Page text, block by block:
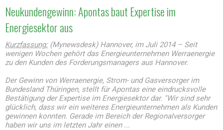
Neukundengewinn: Apontas baut Expertise im
Energiesektor aus
Kurzfassung:(Mynewsdesk) Hannover, im Juli 2014 – Seit
wenigen Wochen gehört das Energieunternehmen Werraenergie
zu den Kunden des Forderungsmanagers aus Hannover.
Der Gewinn von Werraenergie, Strom- und Gasversorger im
Bundesland Thüringen, stellt für Apontas eine eindrucksvolle
Bestätigung der Expertise im Energiesektor dar. "Wir sind sehr
glücklich, dass wir ein weiteres Energieunternehmen als Kunden
gewinnen konnten. Gerade im Bereich der Regionalversorger
haben wir uns im letzten Jahr einen ...